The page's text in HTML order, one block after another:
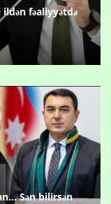
ildən fəaliyyətdə
Sən bilirsən